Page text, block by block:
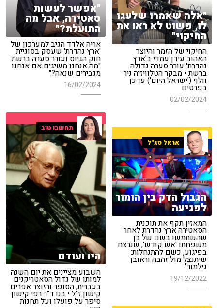
"אפשר לעשות
סאטירה, אבל מה
התועלת?"
אריה אלדד הגיב למערכון של
'ארץ נהדרת' שעסק בסוגיית
חוק הגיוס ועורר סערה ברשת:
"מה אנחנו משיגים אם אנחנו
מגבירים שנאה?"
16/02/2024
"אלה שאמרו שלעגו
לו, פשוט לא ראו את
החיקוי"
החיקוי של הזמר והיוצר
האהוב עידן עמדי ב'ארץ
נהדרת' עורר סערה גדולה
ברשת • מבקר הטלוויזיה ניר
וולף ('ישראל היום') עדכן
בפרטים
02/02/2024
תחשבו טוב
היו ועודם
השבוע מציינים את יום השנה
למותו של גדול הסאטריקנים
בעברית, הסופר והיוצר אפרים
קישון ז"ל • בנו ד"ר רפי קישון
סיפר על פועלו ועל תחנות
אראל סג"ל
הגבול הדק בין הומור
לפגיעה
המאזין תקף את תוכנית
הסאטירה ארץ נהדרת לאחר
שהשתמשו בשם של בן
משפחתו 'אש קודש', שנרצח
בפיגוע, כשם להתנחלות:
שיתנצל מול זהבה וראובן
גילמור"
19/12/2022